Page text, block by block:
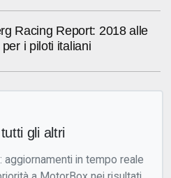
Racing Report: 2018 alle
per i piloti italiani
gli altri
in tempo reale